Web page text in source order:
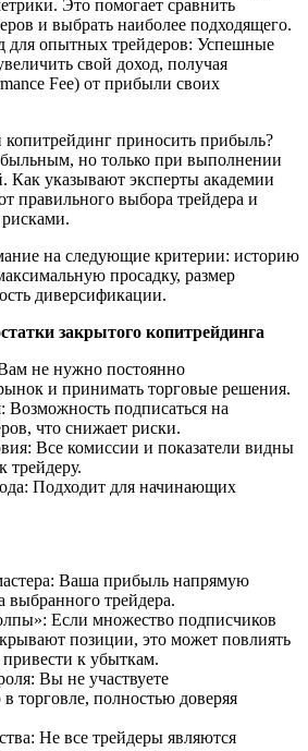
Это помогает сравнить
и выбрать наиболее подходящего.
для опытных трейдеров: Успешные
свой доход, получая
Fee) от прибыли своих
приносить прибыль?
но только при выполнении
Как указывают эксперты академии
правильного выбора трейдера и
на следующие критерии: историю
просадку, размер
диверсификации.
закрытого копитрейдинга
не нужно постоянно
и принимать торговые решения.
Возможность подписаться на
что снижает риски.
Все комиссии и показатели видны
трейдеру.
Подходит для начинающих
Ваша прибыль напрямую
выбранного трейдера.
Если множество подписчиков
позиции, это может повлиять
к убыткам.
Вы не участвуете
торговле, полностью доверяя
Не все трейдеры являются